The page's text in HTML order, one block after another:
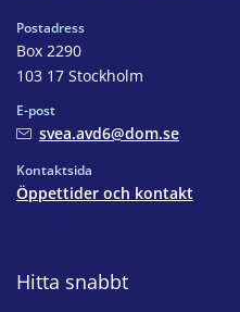
Postadress
Box 2290
103 17 Stockholm
E-post
svea.avd6@dom.se
Kontaktsida
Öppettider och kontakt
Hitta snabbt